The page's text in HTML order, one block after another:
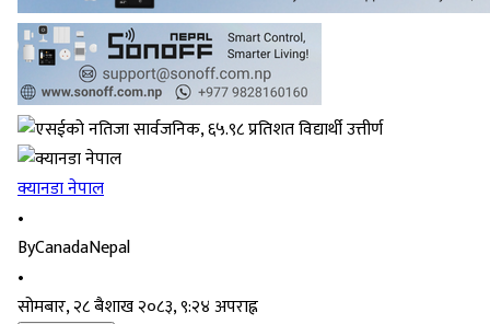
क्यानडा नेपाल
•
ByCanadaNepal
•
सोमबार, २८ बैशाख २०८३, ९:२४ अपराह्न